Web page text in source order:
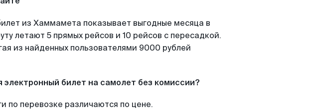
из Хаммамета показывает выгодные месяца в
летают 5 прямых рейсов и 10 рейсов с пересадкой.
из найденных пользователями 9000 рублей
электронный билет на самолет без комиссии?
по перевозке различаются по цене.